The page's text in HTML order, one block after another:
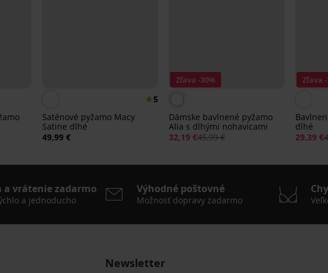
5
Saténové pyžamo Macy
Satine dlhé
49,99 €
Zľava -30%
Dámske bavlnené pyžamo
Alia s dlhými nohavicami
32,19 €45,99 €
Zľava -
dlhé
29,39 €
a vrátenie zadarmo
a jednoducho
Výhodné poštovné
Možnosť dopravy zadarmo
Newsletter